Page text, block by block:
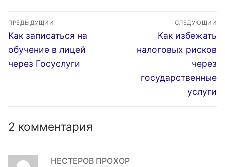
Навигация
по
записям
ПРЕДЫДУЩИЙ
Предыдущая
запись:
Как записаться на
обучение в лицей
через Госуслуги
СЛЕДУЮЩИЙ
Следующая
запись:
Как избежать
налоговых рисков
через
государственные
услуги
2 комментария
НЕСТЕРОВ ПРОХОР